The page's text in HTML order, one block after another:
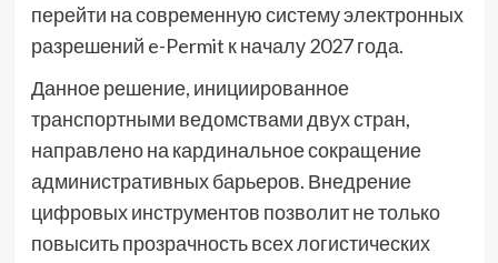
перейти на современную систему электронных
разрешений e-Permit к началу 2027 года.
Данное решение, инициированное
транспортными ведомствами двух стран,
направлено на кардинальное сокращение
административных барьеров. Внедрение
цифровых инструментов позволит не только
повысить прозрачность всех логистических